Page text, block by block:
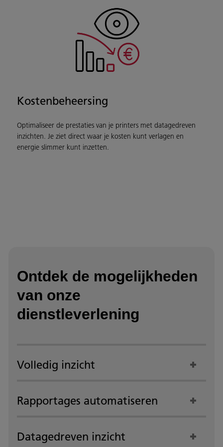
Kostenbeheersing
Optimaliseer de prestaties van je printers met datagedreven
inzichten. Je ziet direct waar je kosten kunt verlagen en
energie slimmer kunt inzetten.
Ontdek de mogelijkheden
van onze
dienstleverlening
Volledig inzicht
Rapportages automatiseren
Datagedreven inzicht